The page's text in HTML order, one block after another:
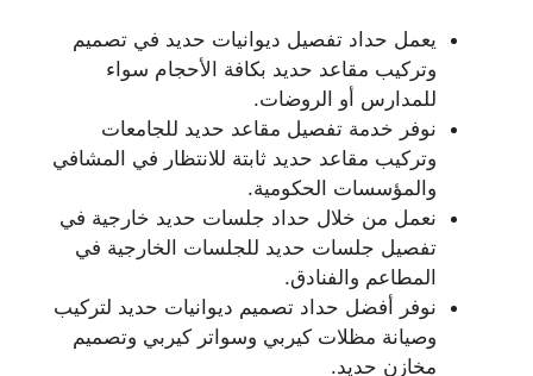
يعمل حداد تفصيل ديوانيات حديد في تصميم
وتركيب مقاعد حديد بكافة الأحجام سواء
للمدارس أو الروضات.
نوفر خدمة تفصيل مقاعد حديد للجامعات
وتركيب مقاعد حديد ثابتة للانتظار في المشافي
والمؤسسات الحكومية.
نعمل من خلال حداد جلسات حديد خارجية في
تفصيل جلسات حديد للجلسات الخارجية في
المطاعم والفنادق.
نوفر أفضل حداد تصميم ديوانيات حديد لتركيب
وصيانة مظلات كيربي وسواتر كيربي وتصميم
مخازن حديد.